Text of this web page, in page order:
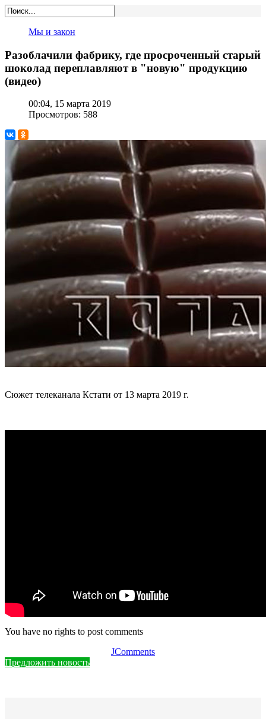
Мы и закон
Разоблачили фабрику, где просроченный старый
шоколад переплавляют в "новую" продукцию
(видео)
00:04, 15 марта 2019
Просмотров: 588
Сюжет телеканала Кстати от 13 марта 2019 г.
You have no rights to post comments
JComments
Предложить новость